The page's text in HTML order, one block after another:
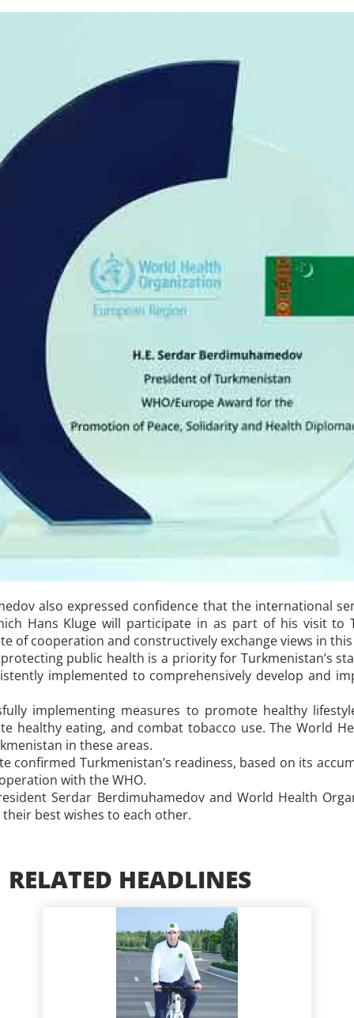
also expressed confidence that the international
Hans Kluge will participate in as part of his visit to
of cooperation and constructively exchange views in
public health is a priority for Turkmenistan’s
implemented to comprehensively develop and
implementing measures to promote healthy
healthy eating, and combat tobacco use. The World
in these areas.
confirmed Turkmenistan’s readiness, based on its
with the WHO.
Serdar Berdimuhamedov and World Health
best wishes to each other.
RELATED HEADLINES